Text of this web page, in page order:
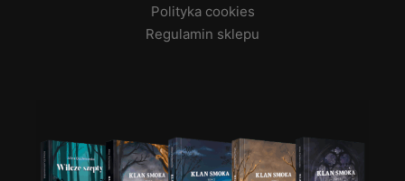
Polityka cookies
Regulamin sklepu